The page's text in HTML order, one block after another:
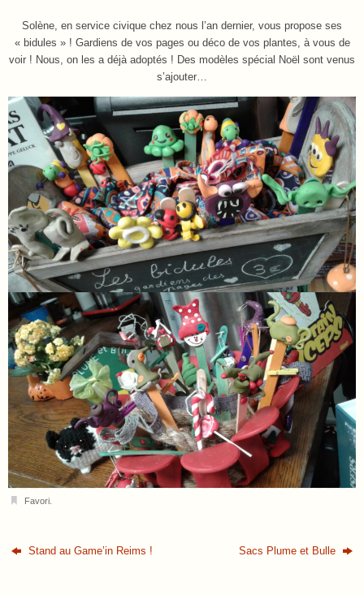
Solène, en service civique chez nous l’an dernier, vous propose ses
« bidules » ! Gardiens de vos pages ou déco de vos plantes, à vous de
voir ! Nous, on les a déjà adoptés ! Des modèles spécial Noël sont venus
s’ajouter…
Favori.
Stand au Game’in Reims ! Sacs Plume et Bulle